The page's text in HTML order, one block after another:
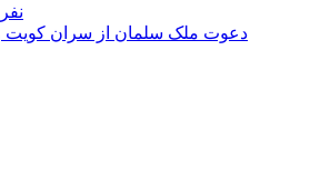
۱۳
دعوت ملک سلمان از سران